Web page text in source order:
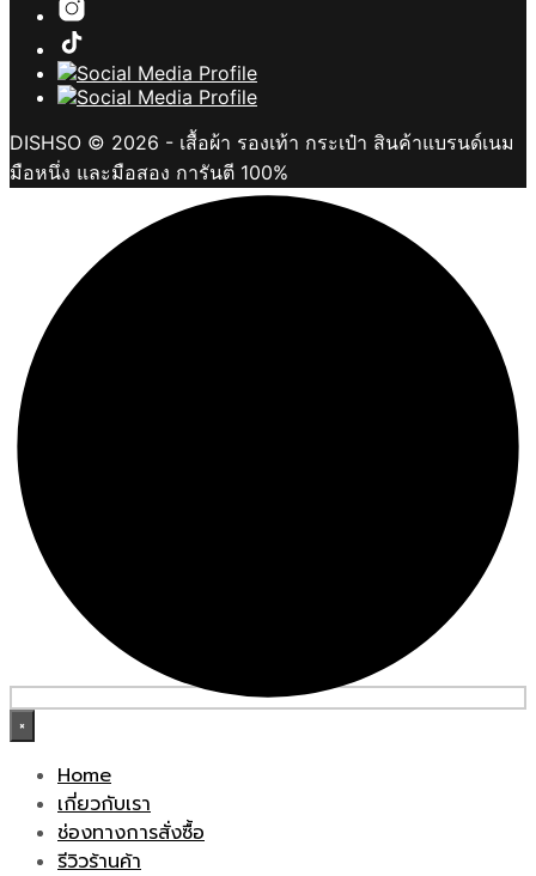
DISHSO © 2026 - เสื้อผ้า รองเท้า กระเป๋า สินค้าแบรนด์เนม
มือหนึ่ง และมือสอง การันตี 100%
×
Home
เกี่ยวกับเรา
ช่องทางการสั่งซื้อ
รีวิวร้านค้า